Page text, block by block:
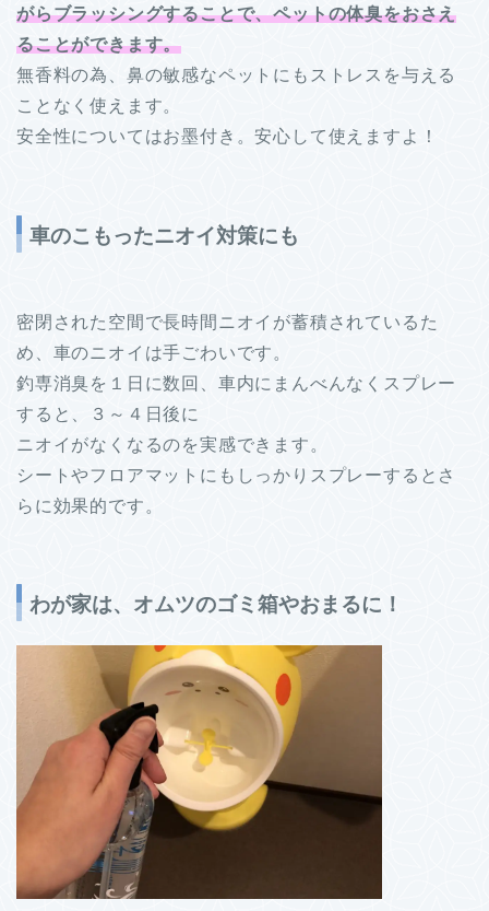
がらブラッシングすることで、ペットの体臭をおさえ
ることができます。
無香料の為、鼻の敏感なペットにもストレスを与える
ことなく使えます。
安全性についてはお墨付き。安心して使えますよ！
車のこもったニオイ対策にも
密閉された空間で長時間ニオイが蓄積されているた
め、車のニオイは手ごわいです。
釣専消臭を１日に数回、車内にまんべんなくスプレー
すると、３～４日後に
ニオイがなくなるのを実感できます。
シートやフロアマットにもしっかりスプレーするとさ
らに効果的です。
わが家は、オムツのゴミ箱やおまるに！